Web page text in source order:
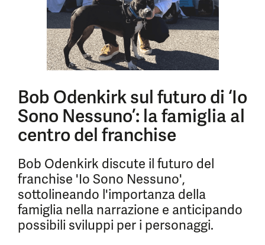
Bob Odenkirk sul futuro di ‘Io
Sono Nessuno’: la famiglia al
centro del franchise
Bob Odenkirk discute il futuro del
franchise 'Io Sono Nessuno',
sottolineando l'importanza della
famiglia nella narrazione e anticipando
possibili sviluppi per i personaggi.